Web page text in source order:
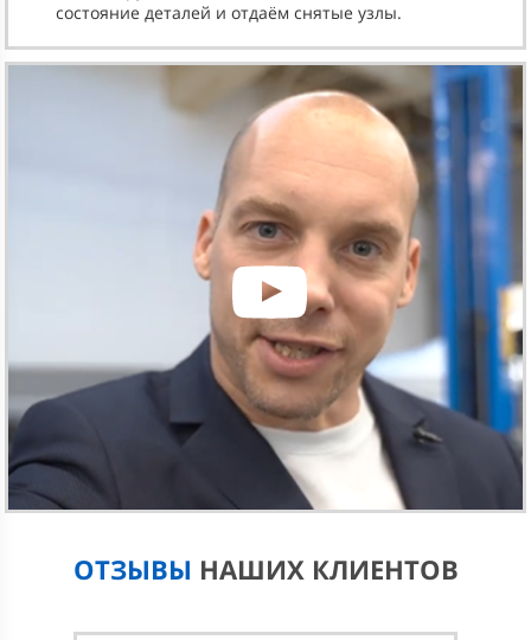
РАДИАТОРОВ АВТОМОБИЛЯ С
ГАРАНТИЕЙ
Обращайтесь к нам, если нужно помыть радиатор
Системы охлаждения двигателя.
Автоматической коробки передач.
Мойка радиатора в 2BRO-SERVICE выполняется со
снятием. Только такой подход позволяет выполнить
работу качественно и избавиться от всех загрязнений.
ПОЧЕМУ НУЖНО СНИМАТЬ
РАДИАТОР
На большинстве современных автомобилей (и Форд в
том числе) радиатор охлаждения двигателя находится
за теплообменником кондиционера. Чтобы его
теплообменников других систем (автоматической
элемент потребуется предварительно замочить на 20-
состояние деталей и отдаём снятые узлы.
ОТЗЫВЫ НАШИХ КЛИЕНТОВ